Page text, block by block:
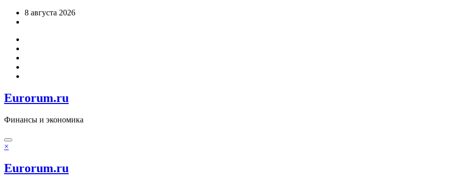
Перейти8 августа 2026
Eurorum.ru
Финансы и экономика
×
Eurorum.ru